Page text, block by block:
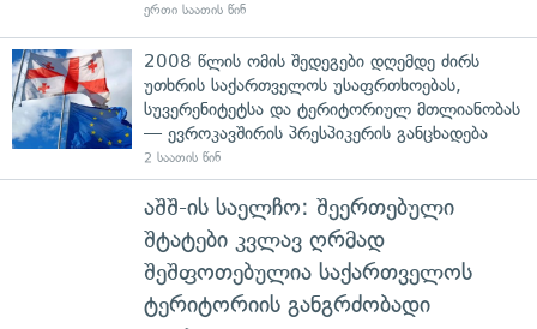
ერთი საათის წინ
2008 წლის ომის შედეგები დღემდე ძირს
უთხრის საქართველოს უსაფრთხოებას,
სუვერენიტეტსა და ტერიტორიულ მთლიანობას
— ევროკავშირის პრესპიკერის განცხადება
2 საათის წინ
აშშ-ის საელჩო: შეერთებული
შტატები კვლავ ღრმად
შეშფოთებულია საქართველოს
ტერიტორიის განგრძობადი